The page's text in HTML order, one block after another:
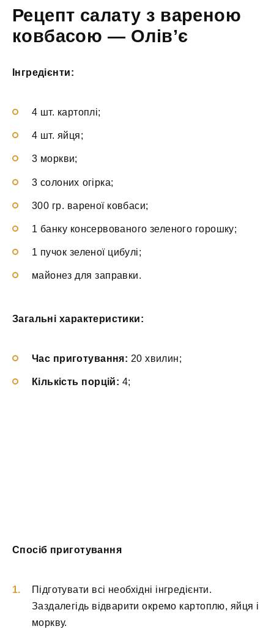
Рецепт салату з вареною
ковбасою — Олів’є
Інгредієнти:
4 шт. картоплі;
4 шт. яйця;
3 моркви;
3 солоних огірка;
300 гр. вареної ковбаси;
1 банку консервованого зеленого горошку;
1 пучок зеленої цибулі;
майонез для заправки.
Загальні характеристики:
Час приготування: 20 хвилин;
Кількість порцій: 4;
Спосіб приготування
Підготувати всі необхідні інгредієнти.
Заздалегідь відварити окремо картоплю, яйця і
моркву.